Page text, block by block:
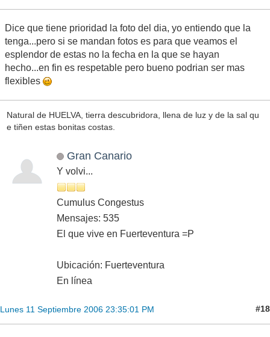
Dice que tiene prioridad la foto del dia, yo entiendo que la
tenga...pero si se mandan fotos es para que veamos el
esplendor de estas no la fecha en la que se hayan
hecho...en fin es respetable pero bueno podrian ser mas
flexibles
Natural de HUELVA, tierra descubridora, llena de luz y de la sal qu
e tiñen estas bonitas costas.
Gran Canario
Y volvi...
Cumulus Congestus
Mensajes: 535
El que vive en Fuerteventura =P
Ubicación: Fuerteventura
En línea
Lunes 11 Septiembre 2006 23:35:01 PM #18